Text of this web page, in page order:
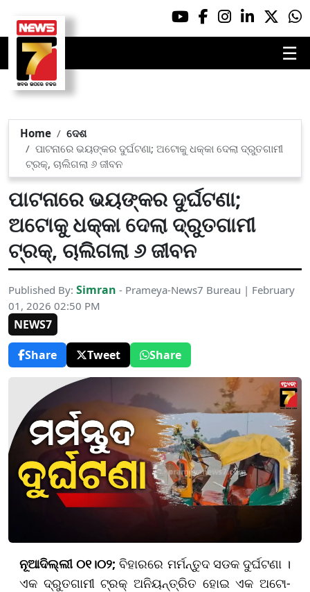
☰
Home
ଦେଶ
ପାଟନାରେ ଭୟଙ୍କର ଦୁର୍ଘଟଣା; ଅଟୋକୁ ଧକ୍କା ଦେଲା ଦ୍ରୁତଗାମୀ
ଟ୍ରକ୍‌, ଚାଲିଗଲା ୬ ଜୀବନ
ପାଟନାରେ ଭୟଙ୍କର ଦୁର୍ଘଟଣା;
ଅଟୋକୁ ଧକ୍କା ଦେଲା ଦ୍ରୁତଗାମୀ
ଟ୍ରକ୍‌, ଚାଲିଗଲା ୬ ଜୀବନ
Published By: Simran - Prameya-News7 Bureau | February
01, 2026 02:50 PM
NEWS7
Share
Tweet Share
ନୂଆଦିଲ୍ଲୀ ୦୧।୦୨; ବିହାରରେ ମର୍ମନ୍ତୁଦ ସଡକ ଦୁର୍ଘଟଣା ।
ଏକ ଦ୍ରୁତଗାମୀ ଟ୍ରକ୍ ଅନିୟନ୍ତ୍ରିତ ହୋଇ ଏକ ଅଟୋ-